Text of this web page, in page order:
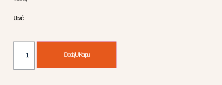
I. Jović
Dodaj U Korpu